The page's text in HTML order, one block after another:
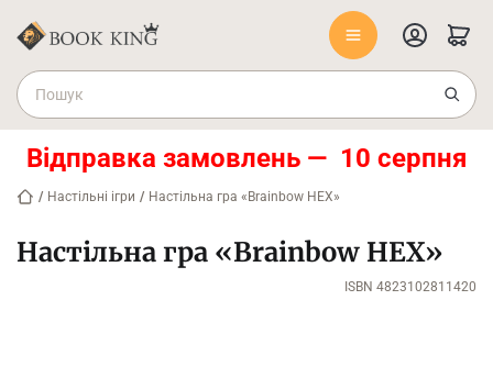
Відправка замовлень — 10 серпня
/ Настільні ігри / Настільна гра «Brainbow HEX»
Настільна гра «Brainbow HEX»
ISBN 4823102811420